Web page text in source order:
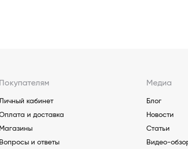
Покупателям
кабинет
и доставка
Магазины
Вопросы и ответы
Медиа
Блог
Новости
Статьи
Видео-